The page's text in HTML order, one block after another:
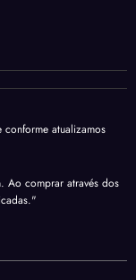
atualizamos
Ao comprar através dos